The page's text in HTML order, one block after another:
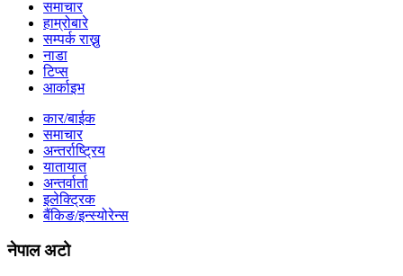
समाचार
हाम्रोबारे
सम्पर्क राख्नु
नाडा
टिप्स
आर्काइभ
कार/बाईक
समाचार
अन्तर्राष्ट्रिय
यातायात
अन्तर्वार्ता
इलेक्ट्रिक
बैंकिङ/इन्स्योरेन्स
नेपाल अटो